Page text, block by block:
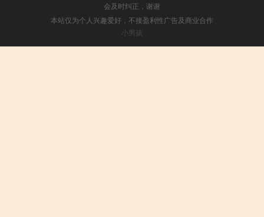
会及时纠正，谢谢
本站仅为个人兴趣爱好，不接盈利性广告及商业合作
小男孩